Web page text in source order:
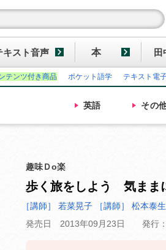
キスト音声 本
テンツ付き商品 ポケット語学 テキスト電
英語 その
趣味Ｄo楽
歩く旅をしよう 気まま
［講師］ 若菜晃子 ［講師］ 松本泰生
発売日 2013年09月23日
発行